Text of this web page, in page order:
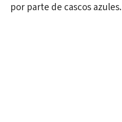
por parte de cascos azules.